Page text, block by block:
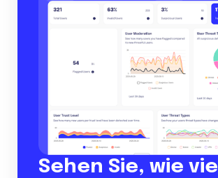
Sehen Sie, wie viel